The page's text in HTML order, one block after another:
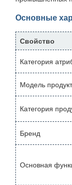
Основные
Свойство
Категория
Модель
Категория
Бренд
Основная